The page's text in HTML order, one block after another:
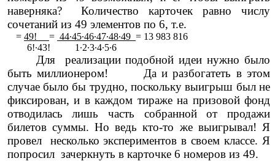
наверняка? Количество карточек равно числу
сочетаний из 49 элементов по 6, т.е.
= 49! = 44∙45∙46∙47∙48∙49 = 13 983 816
6!∙43! 1∙2∙3∙4∙5∙6
Для реализации подобной идеи нужно было
быть миллионером! Да и разбогатеть в этом
случае было бы трудно, поскольку выигрыш был не
фиксирован, и в каждом тираже на призовой фонд
отводилась лишь часть собранной от продажи
билетов суммы. Но ведь кто-то же выигрывал! Я
провел несколько экспериментов в своем классе. Я
попросил зачеркнуть в карточке 6 номеров из 49.